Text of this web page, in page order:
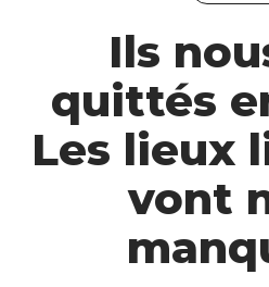
Ils
quittés
Les lieux
vont